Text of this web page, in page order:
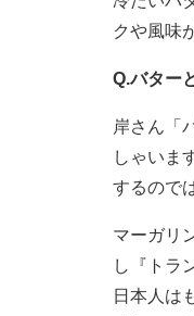
クや風味
Q.バター
岸さん「
しゃいま
するので
マーガリ
し『トラ
日本人は